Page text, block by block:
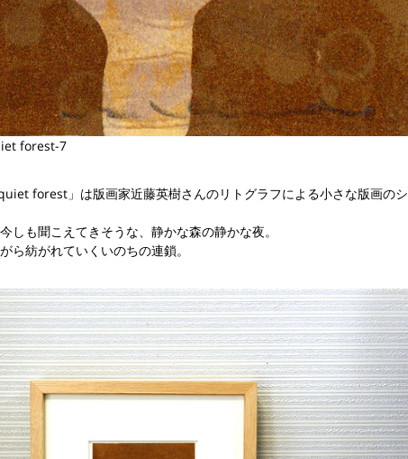
forest-7
forest」は版画家近藤英樹さんのリトグラフによる小さな版画のシ
しも聞こえてきそうな、静かな森の静かな夜。
ら紡がれていくいのちの連鎖。